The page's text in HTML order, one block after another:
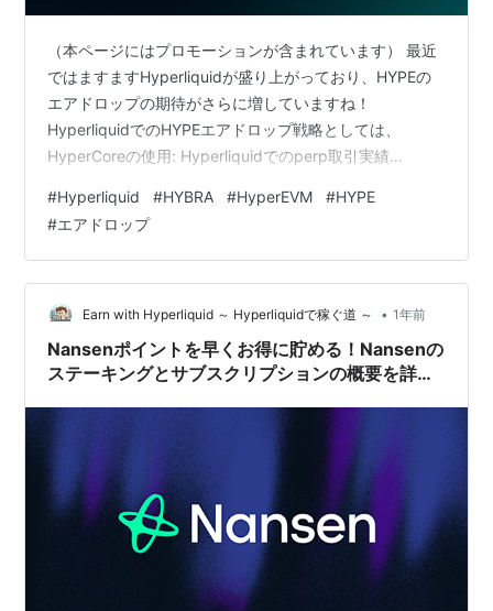
（本ページにはプロモーションが含まれています） 最近
ではますますHyperliquidが盛り上がっており、HYPEの
エアドロップの期待がさらに増していますね！
HyperliquidでのHYPEエアドロップ戦略としては、
HyperCoreの使用: Hyperliquidでのperp取引実績
供）など が考えられていますが、このうちのHyperEVM
では様々なプロトコルが発信されておりまして、今回は
その中でも成長著しく、Hyplerliquidと連携していること
を明言し、すでに一部の高ポイント獲得者にはHYPEの配
布が行われたこともあ…
#Hyperliquid #HYBRA #HyperEVM #HYPE
#エアドロップ
Earn with Hyperliquid ～ Hyperliquidで稼ぐ道 ～ • 1年前
Nansenポイントを早くお得に貯める！Nansenの
ステーキングとサブスクリプションの概要を詳細
関連も！